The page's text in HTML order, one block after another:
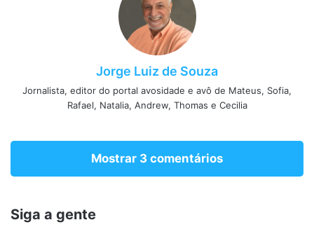
Jorge Luiz de Souza
Jornalista, editor do portal avosidade e avô de Mateus, Sofia,
Rafael, Natalia, Andrew, Thomas e Cecilia
Mostrar 3 comentários
Siga a gente